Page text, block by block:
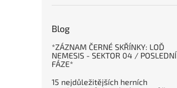
Blog
*ZÁZNAM ČERNÉ SKŘÍNKY: LOĎ
NEMESIS - SEKTOR 04 / POSLEDNÍ
FÁZE*
15 nejdůležitějších herních